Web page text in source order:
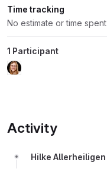
Time tracking
No estimate or time spent
1 Participant
Activity
Hilke Allerheiligen